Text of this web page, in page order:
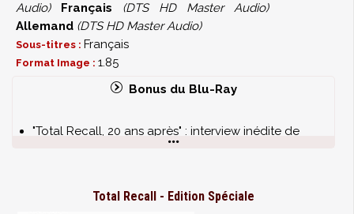
Audio)
Français
(DTS HD Master Audio)
Allemand (DTS HD Master Audio)
Sous-titres : Français
Format Image : 1.85
Bonus du Blu-Ray
"Total Recall, 20 ans après" : interview inédite de
Paul VerhoevenTotal Recall - Edition Spéciale